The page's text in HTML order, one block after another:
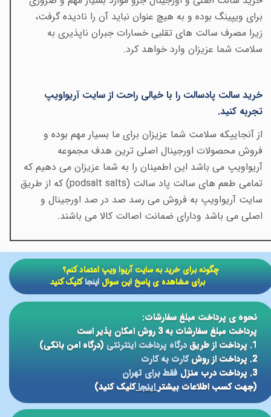
برای ویپینگ بوده و به هیچ عنوان نباید آن را نادیده گرفت،
زیرا مصرف سالت های تقلبی خسارات جبران ناپذیری به
سلامت شما عزیزان وارد خواهد کرد.
خرید سالت پادسالت را با خیالی راحت از سایت آریواویپ
تجربه کنید.
از آنجاییکه سلامت شما عزیزان برای ما بسیار مهم بوده و
فروش محصولات اورجینال اصلی ترین هدف مجموعه
آریواویپ می باشد این اطمینان را به شما عزیزان می دهیم که
تمامی طعم های سالت پاد سالت (podsalt salts) که از طریق
سایت آریواویپ به فروش می رسد صد در صد اورجینال و
اصلی می باشد ودارای ضمانت اصالت کالا می باشند.
نحوه ی پرداخت مبلغ سفارشات:
پرداخت مبلغ سفارشات به 3 روش امکان پذیر است
1. پرداخت از طریق
درگاه پرداخت اینترنتی(درگاه امن بانکی)
2. پرداخت از روش
کارت به کارت
3. پرداخت درب منزل
فقط برای تهران
(جهت کسب اطلاعات بیشتر اینجاکلیک کنید)
​​چگونه برای خرید به سایت آریوا ویپ اعتماد کنم؟
برای مشاهده ی پاسخ این سوالاینجاکلیک کنید